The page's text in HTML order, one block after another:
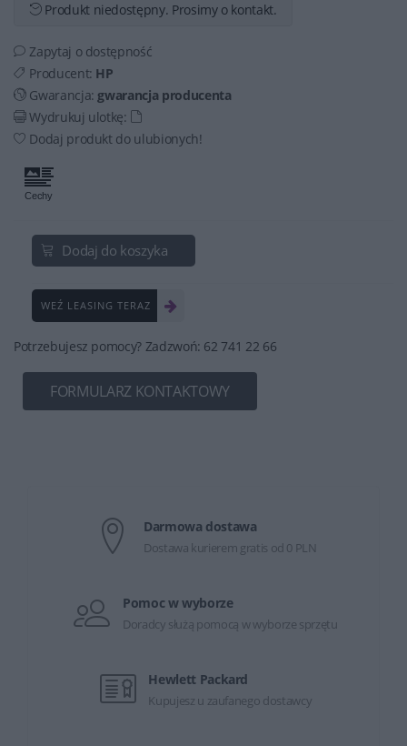
Produkt niedostępny. Prosimy o kontakt.
Zapytaj o dostępność
Producent: HP
Gwarancja: gwarancja producenta
Wydrukuj ulotkę:
Dodaj produkt do ulubionych!
Dodaj do koszyka
WEŹ LEASING TERAZ
Potrzebujesz pomocy? Zadzwoń: 62 741 22 66
FORMULARZ KONTAKTOWY
Darmowa dostawa
Dostawa kurierem gratis od 0 PLN
Pomoc w wyborze
Doradcy służą pomocą w wyborze sprzętu
Hewlett Packard
Kupujesz u zaufanego dostawcy